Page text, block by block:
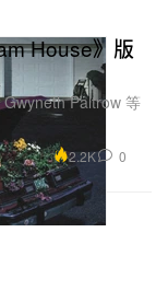
House》版
Paltrow 等
2.2K 0